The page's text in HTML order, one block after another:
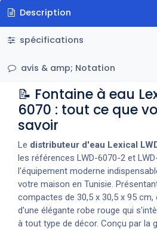
Description
spécifications
avis & amp; Notation
📝 Fontaine à eau
6070 : tout ce que
savoir
Le distributeur d'eau Lexical
les références LWD-6070-2 et
l'équipement moderne
votre maison en Tunisie.
compactes de 30,5 x 30,5 x 95 cm,
d'une élégante robe rouge qui
à tout type de décor. Conçu par la